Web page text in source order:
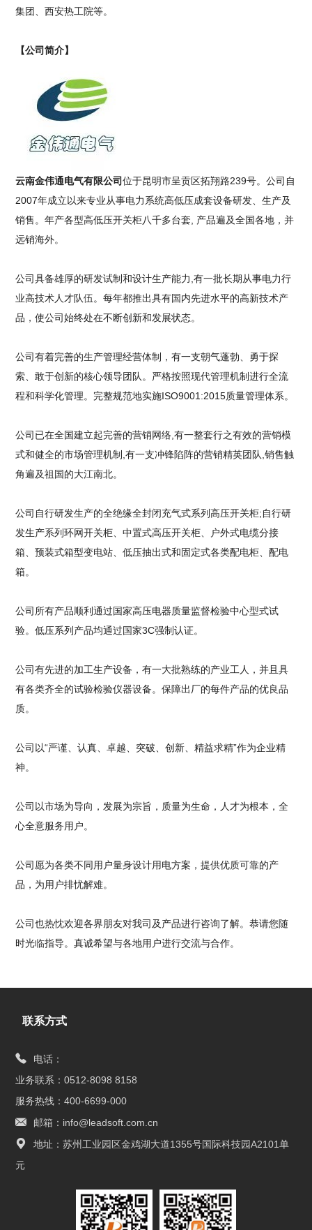
集团、西安热工院等。
【公司简介】
云南金伟通电气有限公司位于昆明市呈贡区拓翔路239号。公司自
2007年成立以来专业从事电力系统高低压成套设备研发、生产及
销售。年产各型高低压开关柜八千多台套, 产品遍及全国各地，并
远销海外。
公司具备雄厚的研发试制和设计生产能力,有一批长期从事电力行
业高技术人才队伍。每年都推出具有国内先进水平的高新技术产
品，使公司始终处在不断创新和发展状态。
公司有着完善的生产管理经营体制，有一支朝气蓬勃、勇于探
索、敢于创新的核心领导团队。严格按照现代管理机制进行全流
程和科学化管理。完整规范地实施ISO9001:2015质量管理体系。
公司已在全国建立起完善的营销网络,有一整套行之有效的营销模
式和健全的市场管理机制,有一支冲锋陷阵的营销精英团队,销售触
角遍及祖国的大江南北。
公司自行研发生产的全绝缘全封闭充气式系列高压开关柜;自行研
发生产系列环网开关柜、中置式高压开关柜、户外式电缆分接
箱、预装式箱型变电站、低压抽出式和固定式各类配电柜、配电
箱。
公司所有产品顺利通过国家高压电器质量监督检验中心型式试
验。低压系列产品均通过国家3C强制认证。
公司有先进的加工生产设备，有一大批熟练的产业工人，并且具
有各类齐全的试验检验仪器设备。保障出厂的每件产品的优良品
质。
公司以“严谨、认真、卓越、突破、创新、精益求精”作为企业精
神。
公司以市场为导向，发展为宗旨，质量为生命，人才为根本，全
心全意服务用户。
公司愿为各类不同用户量身设计用电方案，提供优质可靠的产
品，为用户排忧解难。
公司也热忱欢迎各界朋友对我司及产品进行咨询了解。恭请您随
时光临指导。真诚希望与各地用户进行交流与合作。
联系方式
电话：
业务联系：0512-8098 8158
服务热线：400-6699-000
邮箱：info@leadsoft.com.cn
地址：苏州工业园区金鸡湖大道1355号国际科技园A2101单
元